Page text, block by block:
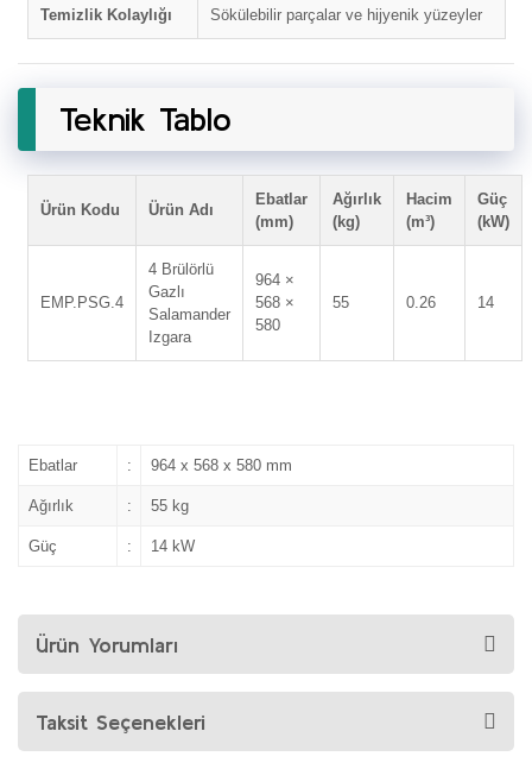
Temizlik Kolaylığı Sökülebilir parçalar ve hijyenik yüzeyler
Teknik Tablo
Ürün Kodu Ürün Adı
Ebatlar
(mm)
Ağırlık
(kg)
Hacim
(m³)
Güç
(kW)
EMP.PSG.4
4 Brülörlü
Gazlı
Salamander
Izgara
964 ×
568 ×
580
55 0.26 14
Ebatlar : 964 x 568 x 580 mm
Ağırlık : 55 kg
Güç : 14 kW
Ürün Yorumları
Taksit Seçenekleri